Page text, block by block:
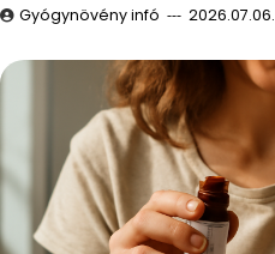
Gyógynövény infó 2026.07.06.